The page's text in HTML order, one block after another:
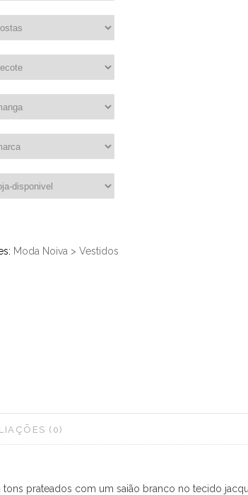
Moda Noiva >Vestidos
(0)
prateados com um saião branco no tecido